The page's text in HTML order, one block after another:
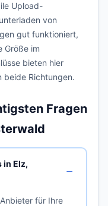
Upload-
von
gut funktioniert,
Größe im
bieten hier
beide Richtungen.
Fragen
in Elz,
für Ihre